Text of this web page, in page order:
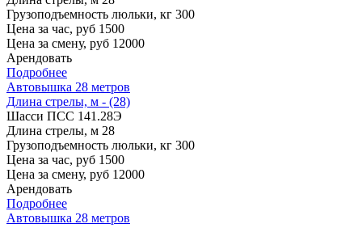
Грузоподъемность люльки, кг 300
Цена за час, руб 1500
Цена за смену, руб 12000
Арендовать
Подробнее
Автовышка 28 метров
Длина стрелы, м - (28)
Шасси ПСС 141.28Э
Длина стрелы, м 28
Грузоподъемность люльки, кг 300
Цена за час, руб 1500
Цена за смену, руб 12000
Арендовать
Подробнее
Автовышка 28 метров